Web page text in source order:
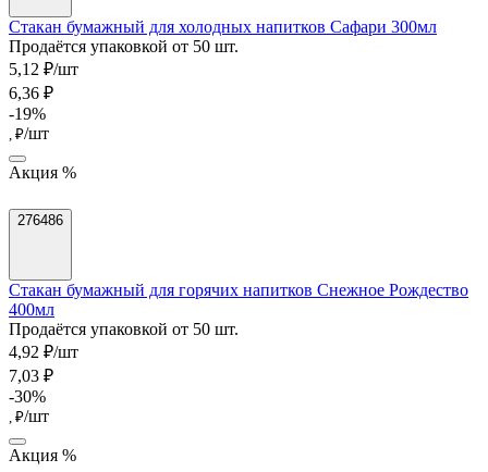
Стакан бумажный для холодных напитков Сафари 300мл
Продаётся упаковкой от 50 шт.
5,12 ₽/шт
6,36 ₽
-19%
, ₽/шт
Акция %
276486
Стакан бумажный для горячих напитков Снежное Рождество
400мл
Продаётся упаковкой от 50 шт.
4,92 ₽/шт
7,03 ₽
-30%
, ₽/шт
Акция %